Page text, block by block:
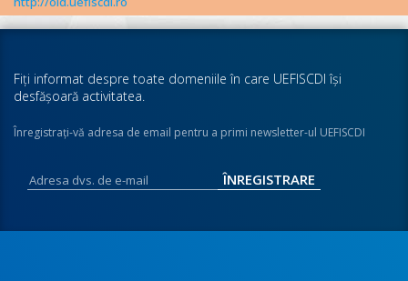
Fiţi informat despre toate domeniile în care UEFISCDI îşi
desfăşoară activitatea.
Înregistraţi-vă adresa de email pentru a primi newsletter-ul UEFISCDI